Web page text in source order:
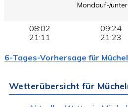
Mondauf-/
08:02
21:11
09:24
21:23
6-Tages-Vorhersage für
Wetterübersicht für